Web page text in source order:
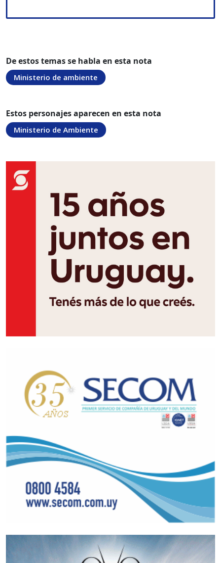
De estos temas se habla en esta nota
Ministerio de ambiente
Estos personajes aparecen en esta nota
Ministerio de Ambiente